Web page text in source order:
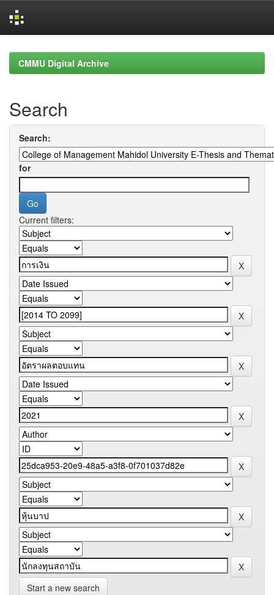
navigationCMMU Digital Archive
Search
Search:
for
Current filters:
Start a new search